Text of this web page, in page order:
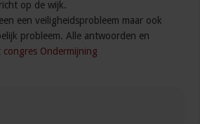
op de wijk.
een veiligheidsprobleem maar ook
probleem. Alle antwoorden en
congres Ondermijning